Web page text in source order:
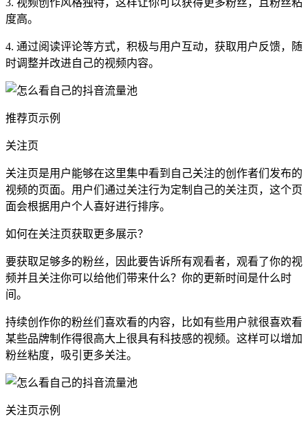
度高。
4. 通过阅读评论等方式，积极与用户互动，获取用户反馈，随
时调整并改进自己的视频内容。
推荐页示例
关注页
关注页是用户能够在这里集中看到自己关注的创作者们发布的
视频的页面。用户们通过关注行为定制自己的关注页，这个页
面会根据用户个人喜好进行排序。
如何在关注页获取更多展示？
要获取足够多的粉丝，因此要告诉所有观看者，观看了你的视
频并且关注你可以给他们带来什么？你的更新时间是什么时
间。
持续创作你的粉丝们喜欢看的内容，比如有些用户就很喜欢看
某些品牌制作得很高大上很具有科技感的视频。这样可以增加
粉丝粘度，吸引更多关注。
关注页示例